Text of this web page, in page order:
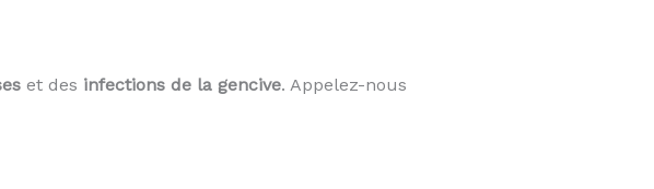
et des infections de la gencive. Appelez-nous